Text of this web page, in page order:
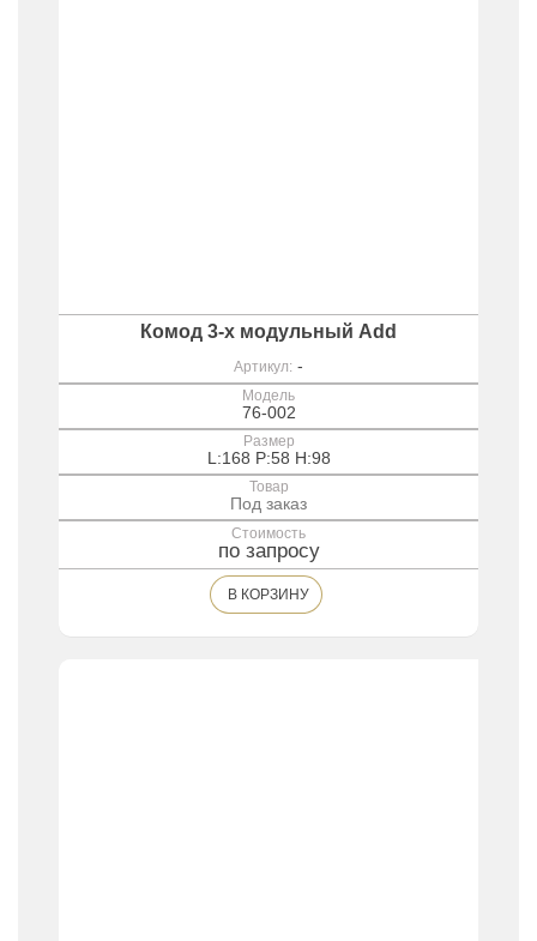
Комод 3-х модульный Add
Артикул: -
Модель
76-002
Размер
L:168 P:58 H:98
Товар
Под заказ
Стоимость
по запросу
В КОРЗИНУ